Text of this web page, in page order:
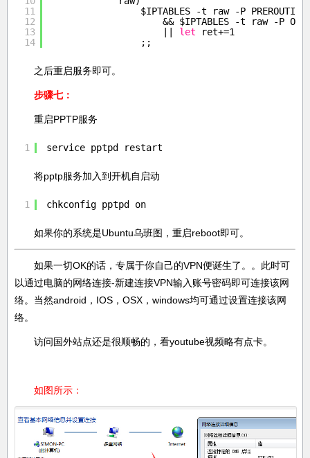
11
12
13
14
$IPTABLES -t raw -P
&& $IPTABLES -t raw -P
let
ret+=1
;;
之后重启服务即可。
步骤七：
重启PPTP服务
1 service pptpd restart
将pptp服务加入到开机自启动
1 chkconfig pptpd on
如果你的系统是Ubuntu乌班图，重启reboot即可。
如果一切OK的话，专属于你自己的VPN便诞生了。。此时可
以通过电脑的网络连接-新建连接VPN输入账号密码即可连接该网
络。当然android，IOS，OSX，windows均可通过设置连接该网
络。
访问国外站点还是很顺畅的，看youtube视频略有点卡。
如图所示：